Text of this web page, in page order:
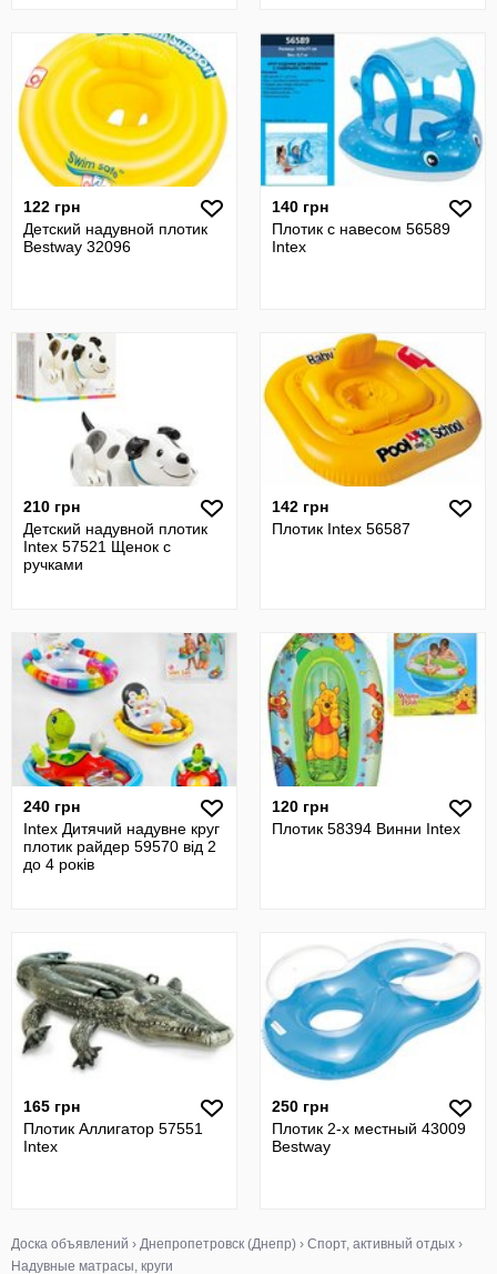
122 грн
Детский надувной плотик
Bestway 32096
140 грн
Плотик с навесом 56589
Intex
210 грн
Детский надувной плотик
Intex 57521 Щенок с
ручками
142 грн
Плотик Intex 56587
240 грн
Intex Дитячий надувне круг
плотик райдер 59570 від 2
до 4 років
120 грн
Плотик 58394 Винни Intex
165 грн
Плотик Аллигатор 57551
Intex
250 грн
Плотик 2-х местный 43009
Bestway
Доска объявлений › Днепропетровск (Днепр) › Спорт, активный отдых ›
Надувные матрасы, круги